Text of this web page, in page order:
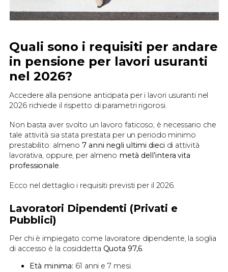
Quali sono i requisiti per andare
in pensione per lavori usuranti
nel 2026?
Accedere alla pensione anticipata per i lavori usuranti nel
2026 richiede il rispetto di parametri rigorosi.
Non basta aver svolto un lavoro faticoso; è necessario che
tale attività sia stata prestata per un periodo minimo
prestabilito: almeno7 anni negli ultimi dieci di attività
lavorativa, oppure, per almeno metà dell’intera vita
professionale.
Ecco nel dettaglio i requisiti previsti per il 2026.
Lavoratori Dipendenti (Privati e
Pubblici)
Per chi è impiegato come lavoratore dipendente, la soglia
di accesso è la cosiddetta Quota 97,6.
Età minima: 61 anni e 7 mesi.